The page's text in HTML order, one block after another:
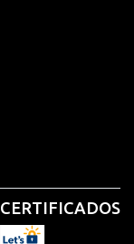
CERTIFICADOS